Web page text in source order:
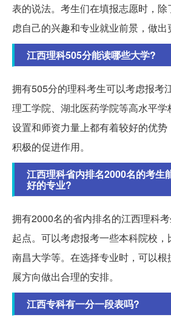
表的说法。考生们在填报志愿时，
虑自己的兴趣和专业就业前景，做出
江西理科505分能读哪些大学?
拥有505分的理科考生可以考虑报考
理工学院、湖北医药学院等高水平
设置和师资力量上都有着较好的优
积极的促进作用。
江西理科省内排名2000名的考生
好的专业?
拥有2000名的省内排名的江西理科
起点。可以考虑报考一些本科院校，
南昌大学等。在选择专业时，可以
展方向做出合理的安排。
江西专科有一分一段表吗?